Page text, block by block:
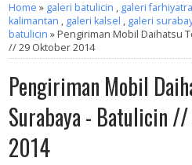
Home » galeri batulicin , galeri
kalimantan , galeri kalsel , galeri
batulicin » Pengiriman Mobil Daihatsu
// 29 Oktober 2014
Pengiriman Mobil
Surabaya - Batulicin
2014